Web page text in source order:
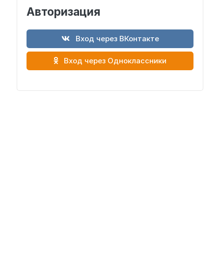
Авторизация
Вход через ВКонтакте
Вход через Одноклассники